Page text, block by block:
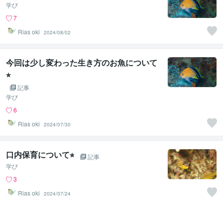
学び
7
Rias oki
2024/08/02
今回は少し変わった生き方のお魚について
⭐︎
記事
学び
6
Rias oki
2024/07/30
口内保育について⭐︎
記事
学び
3
Rias oki
2024/07/24